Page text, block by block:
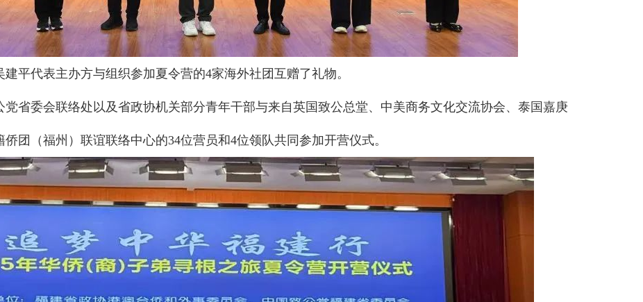
平代表主办方与组织参加夏令营的4家海外社团互赠了礼物。
省委会联络处以及省政协机关部分青年干部与来自英国致公总堂、中美商务文化交流协会、泰国嘉庚
团（福州）联谊联络中心的34位营员和4位领队共同参加开营仪式。